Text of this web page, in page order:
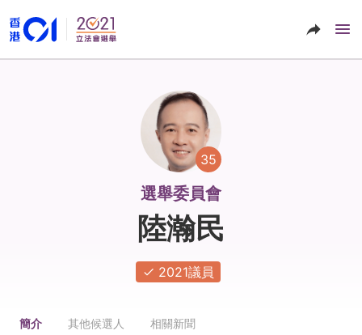
35
選舉委員會
陸瀚民
2021議員
簡介 其他候選人 相關新聞